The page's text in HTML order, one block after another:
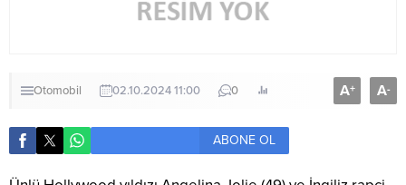
Otomobil 02.10.2024 11:00 0 A+ A-
ABONE OL